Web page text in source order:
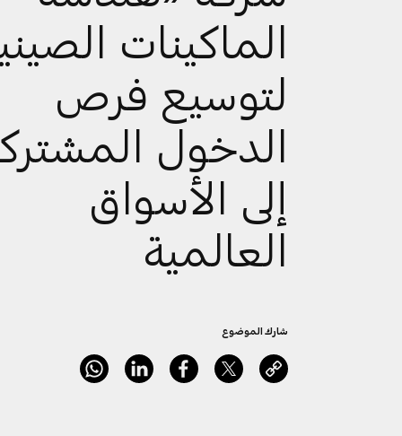
الماكينات
لتوسيع فرص
الدخول
إلى الأسواق
العالمية
شارك الموضوع